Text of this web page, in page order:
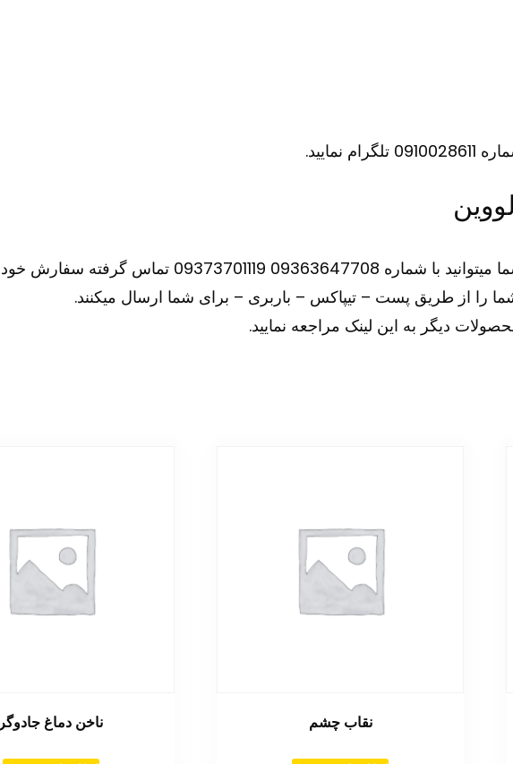
تماس گرفته سفارش خود را ثبت کنید.
را از طریق پست – تیپاکس – باربری – برای شما ارسال میکنند.
دیگر به این لینک مراجعه نمایید.
نقاب چشم ناخن دماغ جادوگر